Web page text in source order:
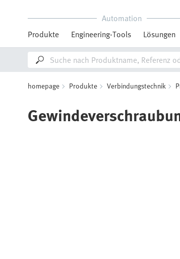
Automation
Produkte
Engineering-Tools Lösungen
homepage Produkte Verbindungstechnik